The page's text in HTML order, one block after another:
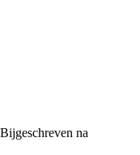
Bijgeschreven na